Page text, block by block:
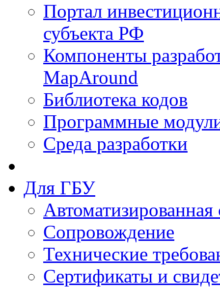
Портал
субъекта РФ
Компоненты
MapAround
Библиотека кодов
Программные
Среда разработки
Для ГБУ
Сопровождение
Технические
Сертификаты и